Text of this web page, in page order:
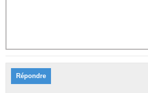
Répondre